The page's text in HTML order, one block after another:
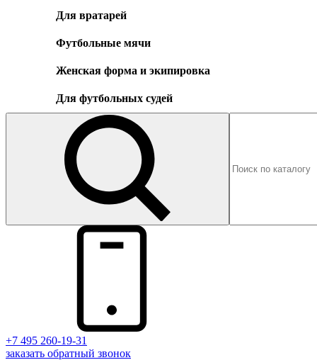
Для вратарей
Футбольные мячи
Женская форма и экипировка
Для футбольных судей
+7 495 260-19-31
заказать обратный звонок